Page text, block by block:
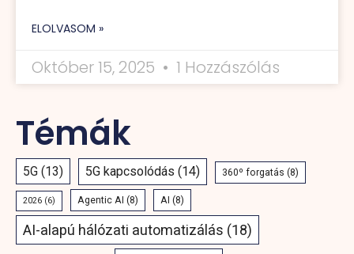
ELOLVASOM »
Október 15, 2025 1 Hozzászólás
Témák
5G (13) 5G kapcsolódás (14) 360º forgatás (8)
2026 (6) Agentic AI (8) AI (8)
AI-alapú hálózati automatizálás (18)